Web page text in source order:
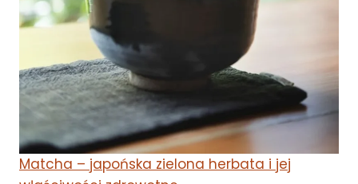
Matcha – japońska zielona herbata i jej